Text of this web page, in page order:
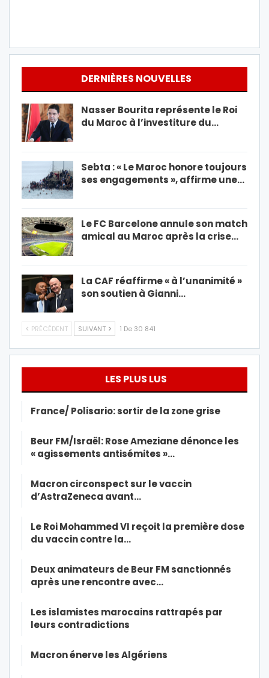
DERNIÈRES NOUVELLES
Nasser Bourita représente le Roi
du Maroc à l’investiture du…
Sebta : « Le Maroc honore toujours
ses engagements », affirme une…
Le FC Barcelone annule son match
amical au Maroc après la crise…
La CAF réaffirme « à l’unanimité »
son soutien à Gianni…
PRÉCÉDENT SUIVANT 1 De 30 841
LES PLUS LUS
France/ Polisario: sortir de la zone grise
Beur FM/Israël: Rose Ameziane dénonce les
« agissements antisémites »…
Macron circonspect sur le vaccin
d’AstraZeneca avant…
Le Roi Mohammed VI reçoit la première dose
du vaccin contre la…
Deux animateurs de Beur FM sanctionnés
après une rencontre avec…
Les islamistes marocains rattrapés par
leurs contradictions
Macron énerve les Algériens